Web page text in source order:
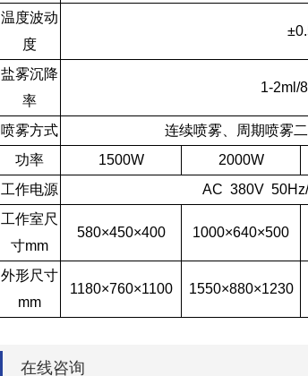
温度波动
度
盐雾沉降
率
1-2ml/
喷雾方式
连续喷雾、周期喷雾
功率
1500W 2000W
工作电源
AC 380V
工作室尺
寸mm
580×450×400 1000×640×500
外形尺寸
mm
1180×760×1100 1550×880×1230
在线咨询